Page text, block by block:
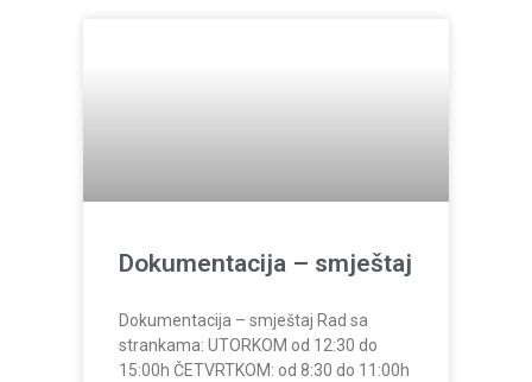
Dokumentacija – smještaj
Dokumentacija – smještaj Rad sa
strankama: UTORKOM od 12:30 do
15:00h ČETVRTKOM: od 8:30 do 11:00h